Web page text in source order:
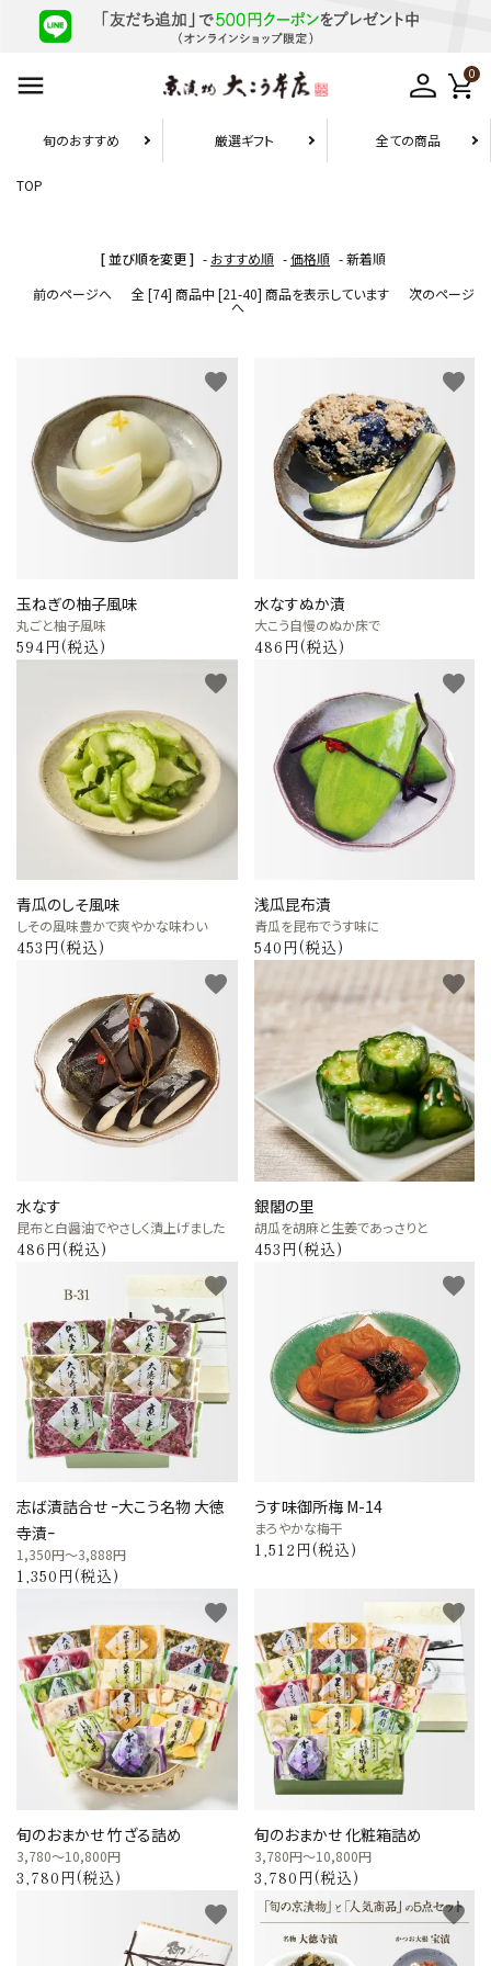
0
旬のおすすめ 厳選ギフト 全ての商品
厳選ギフト
お試しセット
カテゴリーから探す
全ての商品
浅漬のお漬物
しば漬などの京つけもの（日持ち商品）
筍・沢庵・奈良漬（日持ち商品）
梅干・ちりめん山椒・佃煮（日持ち商
手提げ袋・小袋・保冷袋など
価格から探す
目的から探す
店舗案内
FAXでのご注文
0120-075-492
FAX専用注文用紙はこちら（PDF）
meeting_room ログイン person 新規会員登録
TOP
[ 並び順を変更 ] - おすすめ順 -価格順 -新着順
前のページへ
全 [74] 商品中 [21-40] 商品を表示しています 次のページ
へ
玉ねぎの柚子風味
丸ごと柚子風味
594円(税込)
favorite
水なすぬか漬
大こう自慢のぬか床で
486円(税込)
favorite
青瓜のしそ風味
しその風味豊かで爽やかな味わい
453円(税込)
favorite
浅瓜昆布漬
青瓜を昆布でうす味に
540円(税込)
favorite
水なす
昆布と白醤油でやさしく漬上げました
486円(税込)
favorite
銀閣の里
胡瓜を胡麻と生姜であっさりと
453円(税込)
favorite
志ば漬詰合せ ｰ大こう名物 大徳
寺漬ｰ
1,350円～3,888円
1,350円(税込)
favorite
うす味御所梅 M-14
まろやかな梅干
1,512円(税込)
favorite
旬のおまかせ 竹ざる詰め
3,780～10,800円
3,780円(税込)
favorite
旬のおまかせ 化粧箱詰め
3,780円～10,800円
3,780円(税込)
favorite
favorite favorite